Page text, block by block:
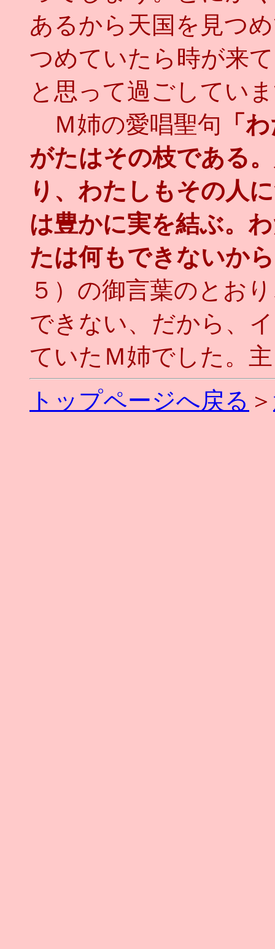
あるから天国を見つ
つめていたら時が来
と思って過ごしてい
Ｍ姉の愛唱聖句 「
がたはその枝である
り、わたしもその人
は豊かに実を結ぶ。
たは何もできないか
５）の御言葉のとお
できない、だから、
ていたＭ姉でした。
トップページへ戻る ＞